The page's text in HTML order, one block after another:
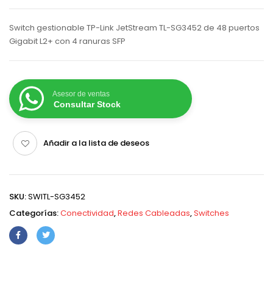
Switch gestionable TP-Link JetStream TL-SG3452 de 48 puertos
Gigabit L2+ con 4 ranuras SFP
Asesor de ventas
Consultar Stock
Añadir a la lista de deseos
SKU:SWITL-SG3452
Categorías:Conectividad,Redes Cableadas,Switches